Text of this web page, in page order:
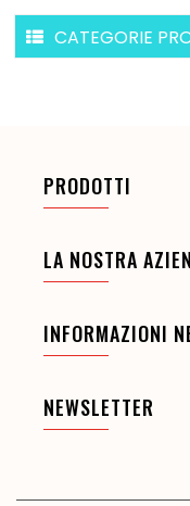
CATEGORIE
PRODOTTI
LA NOSTRA
INFORMAZIONI
NEWSLETTER